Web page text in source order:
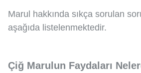
Marul hakkında sıkça sorulan
aşağıda listelenmektedir.
Çiğ Marulun Faydaları